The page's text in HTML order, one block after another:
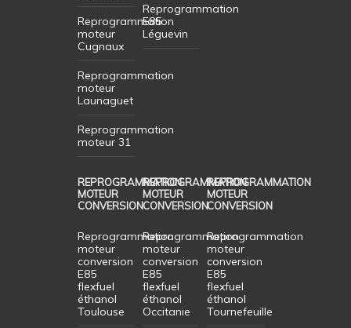
Reprogrammation
moteur
Cugnaux
Reprogrammation
moteur
Launaguet
Reprogrammation
moteur 31
Reprogrammation
E85
Léguevin
REPROGRAMMATION
MOTEUR
CONVERSION
Reprogrammation
moteur
conversion
E85
flexfuel
éthanol
Toulouse
REPROGRAMMATION
MOTEUR
CONVERSION
Reprogrammation
moteur
conversion
E85
flexfuel
éthanol
Occitanie
REPROGRAMMATION
MOTEUR
CONVERSION
Reprogrammation
moteur
conversion
E85
flexfuel
éthanol
Tournefeuille